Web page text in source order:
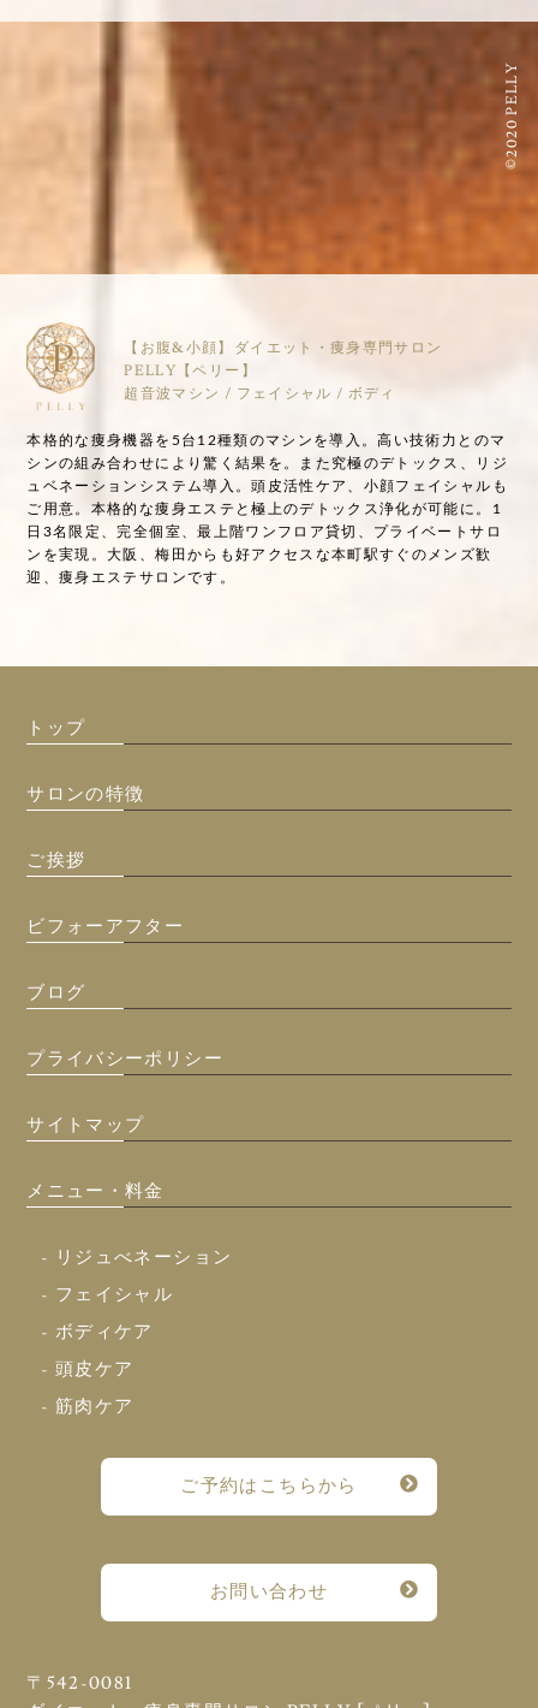
©2020 PELLY
【お腹&小顔】ダイエット・痩身専門サロン
PELLY【ペリー】
超音波マシン / フェイシャル / ボディ
本格的な痩身機器を5台12種類のマシンを導入。高い技術力とのマ
シンの組み合わせにより驚く結果を。また究極のデトックス、リジ
ュベネーションシステム導入。頭皮活性ケア、小顔フェイシャルも
ご用意。本格的な痩身エステと極上のデトックス浄化が可能に。1
日3名限定、完全個室、最上階ワンフロア貸切、プライベートサロ
ンを実現。大阪、梅田からも好アクセスな本町駅すぐのメンズ歓
迎、痩身エステサロンです。
トップ
サロンの特徴
ご挨拶
ビフォーアフター
ブログ
プライバシーポリシー
サイトマップ
メニュー・料金
- リジュべネーション
- フェイシャル
- ボディケア
- 頭皮ケア
- 筋肉ケア
ご予約はこちらから
お問い合わせ
〒542-0081